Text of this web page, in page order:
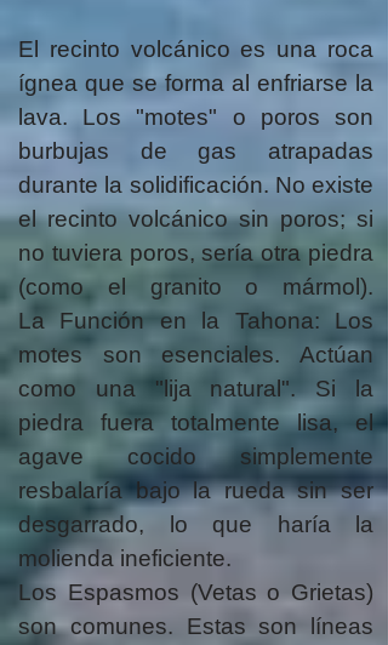
El recinto volcánico es una roca
ígnea que se forma al enfriarse la
lava. Los "motes" o poros son
burbujas de gas atrapadas
durante la solidificación. No existe
el recinto volcánico sin poros; si
no tuviera poros, sería otra piedra
(como el granito o mármol).
La Función en la Tahona: Los
motes son esenciales. Actúan
como una "lija natural". Si la
piedra fuera totalmente lisa, el
agave cocido simplemente
resbalaría bajo la rueda sin ser
desgarrado, lo que haría la
molienda ineficiente.
Los Espasmos (Vetas o Grietas)
son comunes. Estas son líneas